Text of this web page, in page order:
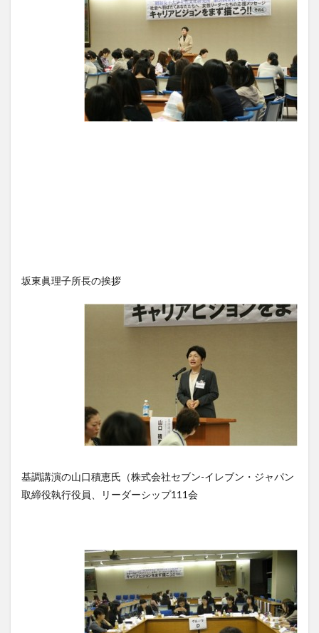
坂東眞理子所長の挨拶
基調講演の山口積恵氏（株式会社セブン-イレブン・ジャパン
取締役執行役員、リーダーシップ111会